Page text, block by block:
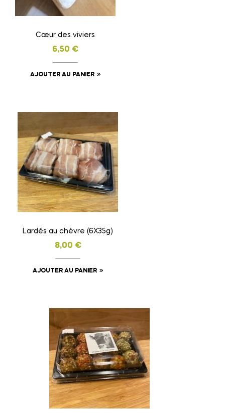
Cœur des viviers
6,50 €
AJOUTER AU PANIER
Lardés au chèvre (6X35g)
8,00 €
AJOUTER AU PANIER